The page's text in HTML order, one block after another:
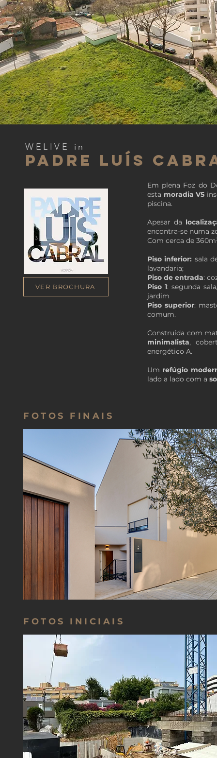
WELIVE in
PADRE LUÍS
VER BROCHURA
Em plena Foz do
esta moradia V5
piscina.
Apesar da
encontra-se numa
Com cerca de
Piso inferior: sala
lavandaria;
Piso de entrada:
Piso 1: segunda
jardim
Piso superior:
comum.
Construída com
minimalista,
energético A.
Um refúgio
lado a lado com a
FOTOS FINAIS
FOTOS INICIAIS